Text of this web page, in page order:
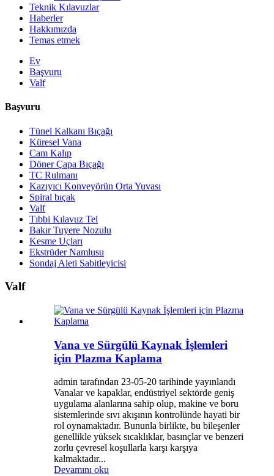
Teknik Kılavuzlar
Haberler
Hakkımızda
Temas etmek
Ev
Başvuru
Valf
Başvuru
Tünel Kalkanı Bıçağı
Küresel Vana
Cam Kalıp
Döner Çapa Bıçağı
TC Rulmanı
Kazıyıcı Konveyörün Orta Yuvası
Spiral bıçak
Valf
Tıbbi Kılavuz Tel
Bakır Tuyere Nozulu
Kesme Uçları
Ekstrüder Namlusu
Sondaj Aleti Sabitleyicisi
Valf
Vana ve Sürgülü Kaynak İşlemleri
için Plazma Kaplama
admin tarafından 23-05-20 tarihinde yayınlandı
Vanalar ve kapaklar, endüstriyel sektörde geniş
uygulama alanlarına sahip olup, makine ve boru
sistemlerinde sıvı akışının kontrolünde hayati bir
rol oynamaktadır. Bununla birlikte, bu bileşenler
genellikle yüksek sıcaklıklar, basınçlar ve benzeri
zorlu çevresel koşullarla karşı karşıya
kalmaktadır...
Devamını oku